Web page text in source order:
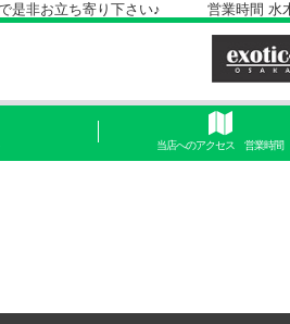
お立ち寄り下さい♪ 営業時間 水木
当店へのアクセス 営業時間